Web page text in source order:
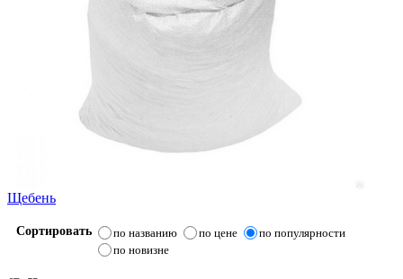
Щебень
Сортировать по названию по цене
по популярности
по новизне